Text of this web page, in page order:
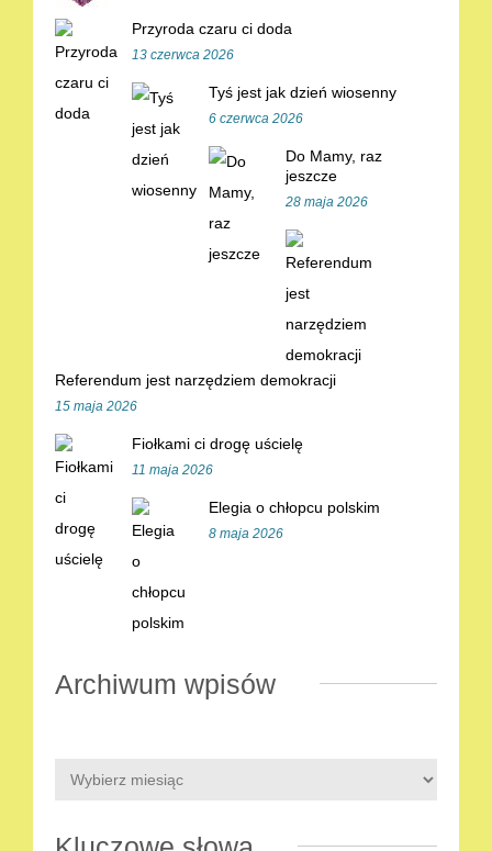
Przyroda czaru ci doda
13 czerwca 2026
Tyś jest jak dzień wiosenny
6 czerwca 2026
Do Mamy, raz
jeszcze
28 maja 2026
Referendum jest narzędziem demokracji
15 maja 2026
Fiołkami ci drogę uścielę
11 maja 2026
Elegia o chłopcu polskim
8 maja 2026
Archiwum wpisów